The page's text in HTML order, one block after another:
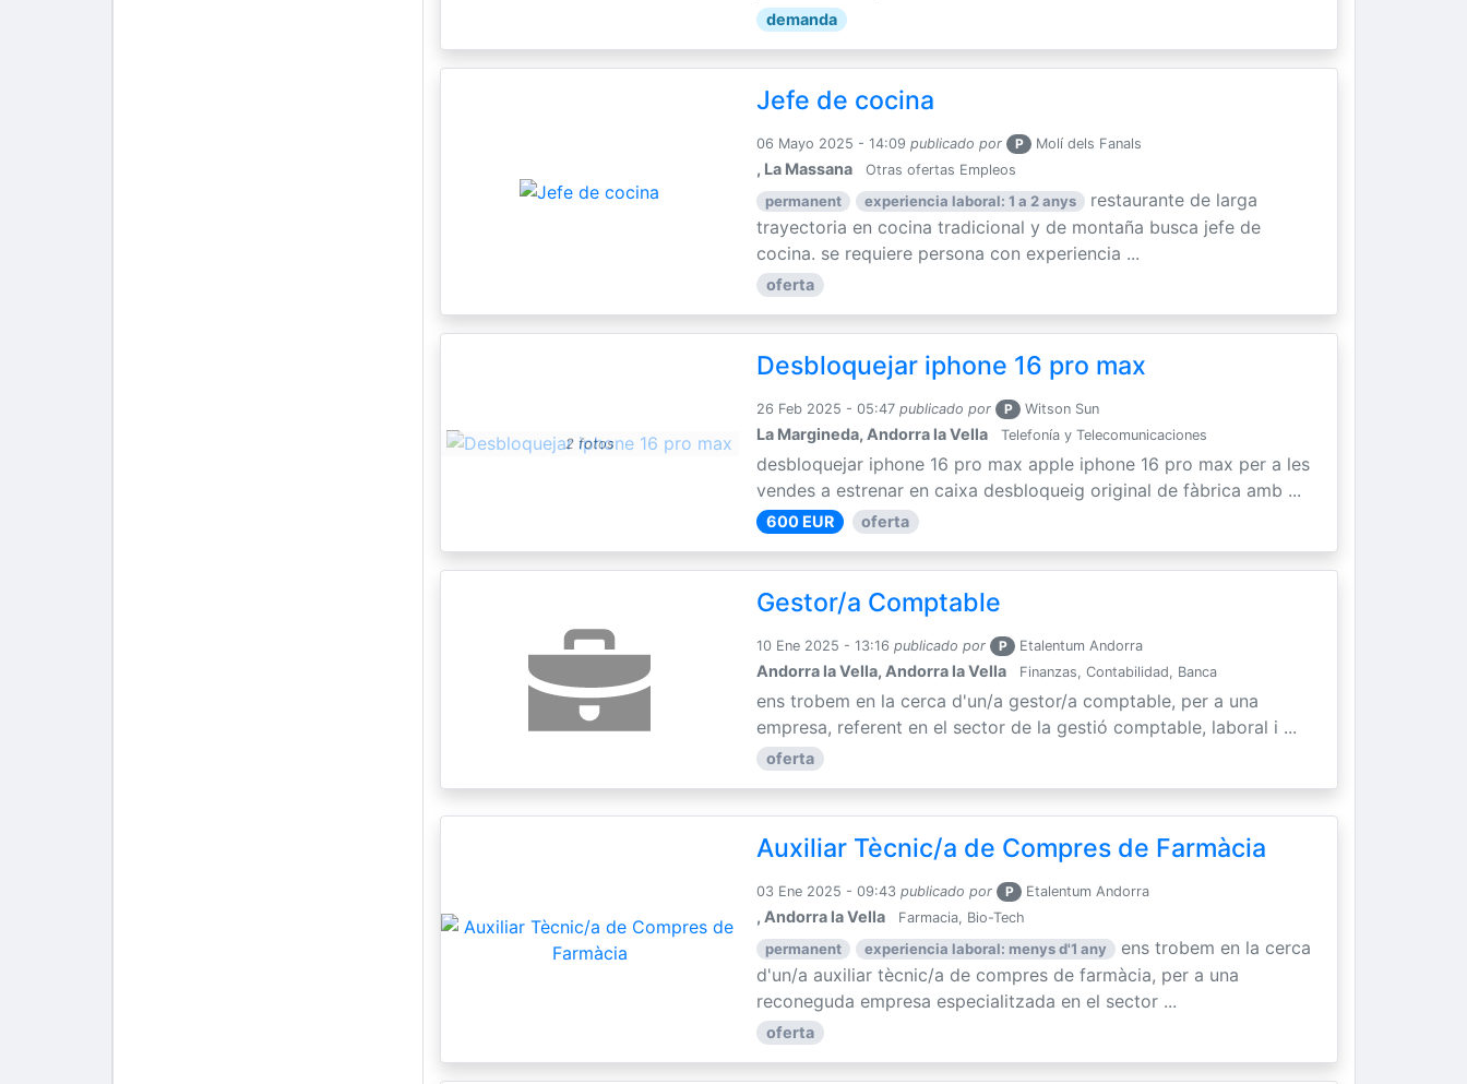
demanda
Jefe de cocina
06 Mayo 2025 - 14:09 publicado por P Molí dels Fanals
, La Massana Otras ofertas Empleos
permanent experiencia laboral: 1 a 2 anys
restaurante de larga
trayectoria en cocina tradicional y de montaña busca jefe de
cocina. se requiere persona con experiencia ...
oferta
2 fotos
Desbloquejar iphone 16 pro max
26 Feb 2025 - 05:47 publicado por P Witson Sun
La Margineda, Andorra la Vella Telefonía y Telecomunicaciones
desbloquejar iphone 16 pro max apple iphone 16 pro max per a les
vendes a estrenar en caixa desbloqueig original de fàbrica amb ...
600 EUR oferta
Gestor/a Comptable
10 Ene 2025 - 13:16 publicado por P Etalentum Andorra
Andorra la Vella, Andorra la Vella Finanzas, Contabilidad, Banca
ens trobem en la cerca d'un/a gestor/a comptable, per a una
empresa, referent en el sector de la gestió comptable, laboral i ...
oferta
Auxiliar Tècnic/a de Compres de Farmàcia
03 Ene 2025 - 09:43 publicado por P Etalentum Andorra
, Andorra la Vella Farmacia, Bio-Tech
permanent experiencia laboral: menys d'1 any
ens trobem en la cerca
d'un/a auxiliar tècnic/a de compres de farmàcia, per a una
reconeguda empresa especialitzada en el sector ...
oferta